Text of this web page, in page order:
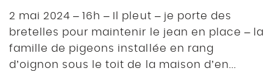
2 mai 2024 – 16h – Il pleut – je porte des
bretelles pour maintenir le jean en place – la
famille de pigeons installée en rang
d’oignon sous le toit de la maison d’en...